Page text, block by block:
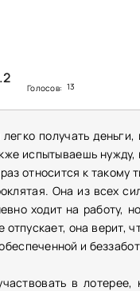
Голосов: 13
получать
испытываешь
относится к
Она из всех
ходит на работу,
она верит,
и
в лотерее,